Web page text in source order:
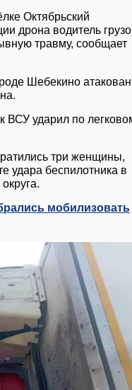
Октябрьский
дрона водитель
травму, сообщает
Шебекино
ВСУ ударил по
три женщины,
удара беспилотника в
мобилизовать